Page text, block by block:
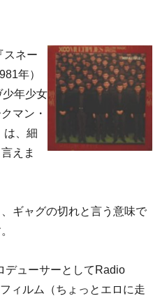
スネー
年）
少年少女
マン・
は、細
えま
ギャグの切れと言う意味で
デューサーとしてRadio
ィルム（ちょっとエロに走